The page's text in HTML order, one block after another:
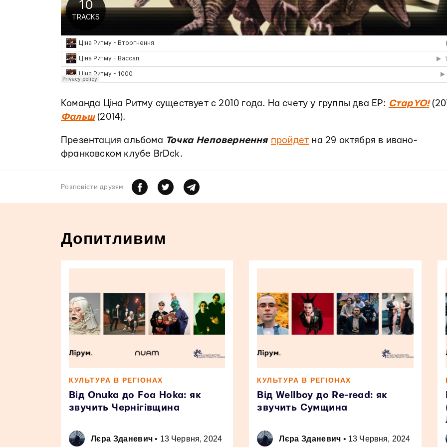
Команда Ціна Ритму существует с 2010 года. На счету у группы два EP: СтарYO!
Фальш(2014).
Презентация альбома Точка Неповернення пройдет на 29 октября в ивано-
франковском клубе BrDck.
Розповiсти друзям
Допитливим
КУЛЬТУРА В РЕГІОНАХ
Від Onuka до Foa Hoka: як
звучить Чернігівщина
Лєра Зданевич • 13 Червня, 2024
КУЛЬТУРА В РЕГІОНАХ
Від Wellboy до Re-read: як
звучить Сумщина
Лєра Зданевич • 13 Червня, 2024